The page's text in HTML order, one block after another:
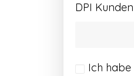
DPI
Ich habe